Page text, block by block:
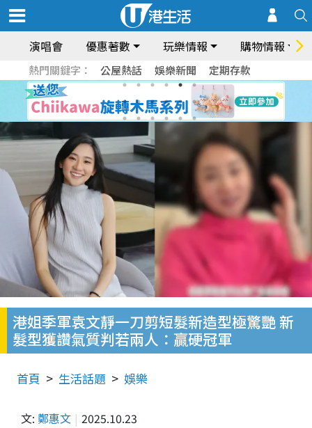
演唱會 優惠著數 玩樂情報 購物情報
熱門關鍵字： 公屋熱話 娛樂新聞 定期存款
港姐季軍袁文靜一刀剪短髮新造型極驚艷 新
髮型獲讚氣質判若兩人：贏硬冠軍
首頁 生活話題 娛樂
文: 鄭惠文 2025.10.23